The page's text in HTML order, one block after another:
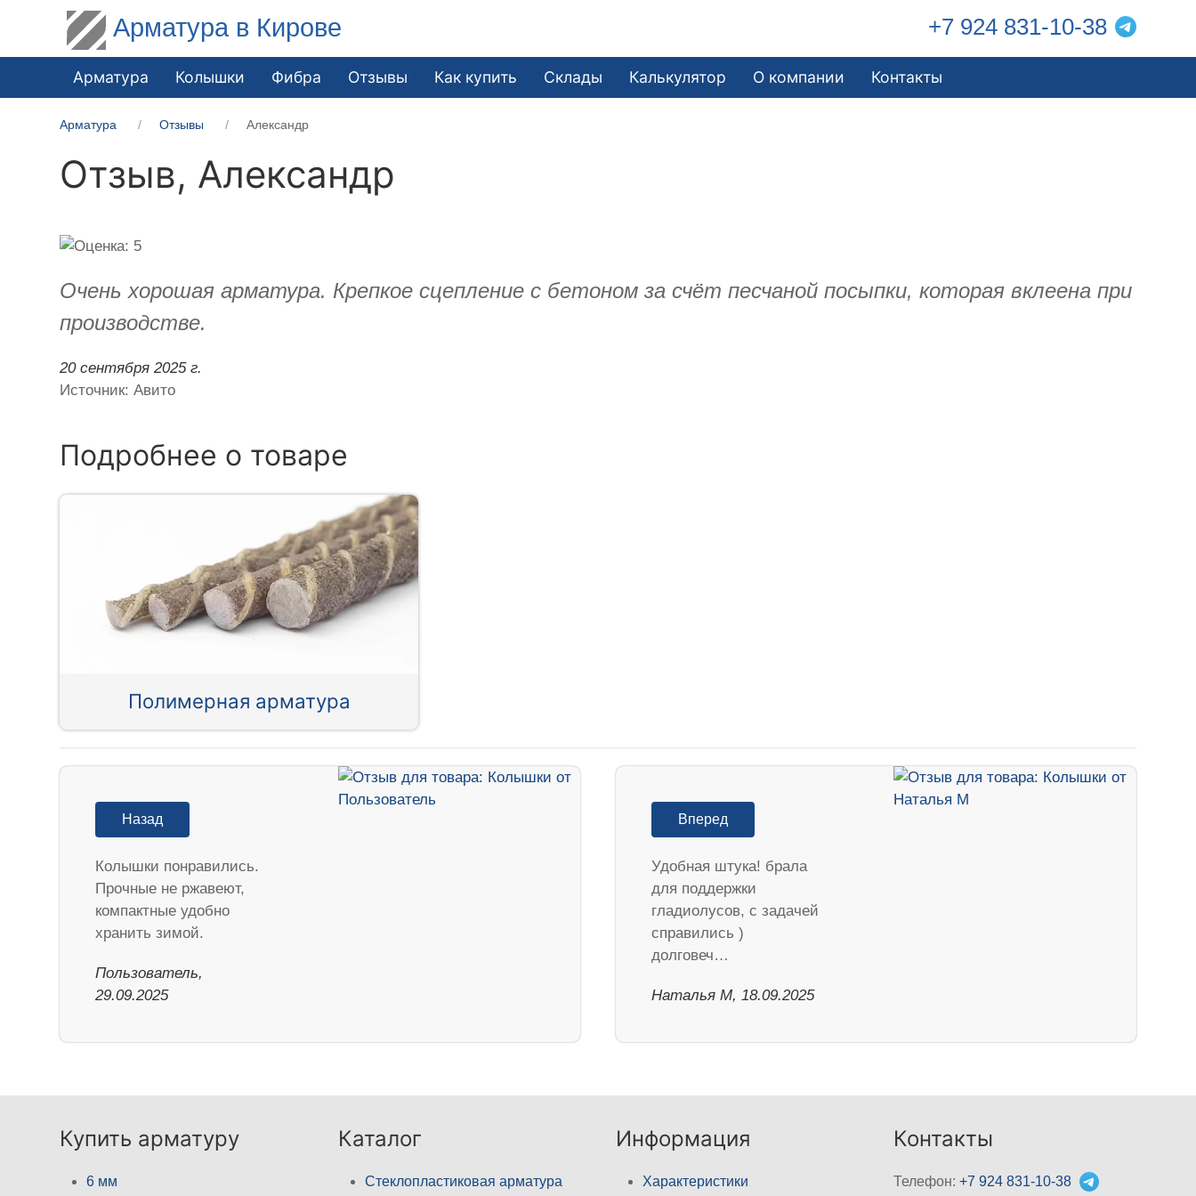
Арматура в Кирове +7 924 831-10-38
Арматура Колышки Фибра Отзывы Как купить Склады Калькулятор О компании Контакты
Арматура Отзывы Александр
Отзыв, Александр
Очень хорошая арматура. Крепкое сцепление с бетоном за счёт песчаной посыпки, которая вклеена при
производстве.
20 сентября 2025 г.
Источник: Авито
Подробнее о товаре
Полимерная арматура
Назад
Колышки понравились.
Прочные не ржавеют,
компактные удобно
хранить зимой.
Пользователь,
29.09.2025
Вперед
Удобная штука! брала
для поддержки
гладиолусов, с задачей
справились )
долговеч…
Наталья М, 18.09.2025
Купить арматуру
6 мм
Каталог
Стеклопластиковая арматура
Информация
Характеристики
Контакты
Телефон:+7 924 831-10-38